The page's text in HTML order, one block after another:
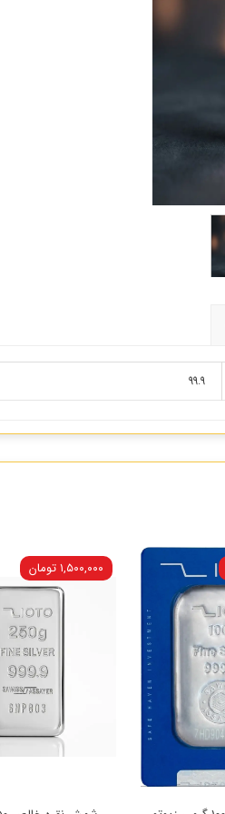
99.9
۱,۵۰۰,۰۰۰ تومان